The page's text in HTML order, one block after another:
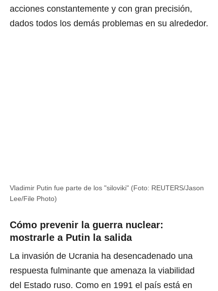
acciones constantemente y con gran precisión,
dados todos los demás problemas en su alrededor.
Vladimir Putin fue parte de los "siloviki" (Foto: REUTERS/Jason
Lee/File Photo)
Cómo prevenir la guerra nuclear:
mostrarle a Putin la salida
La invasión de Ucrania ha desencadenado una
respuesta fulminante que amenaza la viabilidad
del Estado ruso. Como en 1991 el país está en